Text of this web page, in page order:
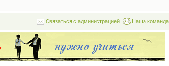
Наша команда
Связаться с администрацией